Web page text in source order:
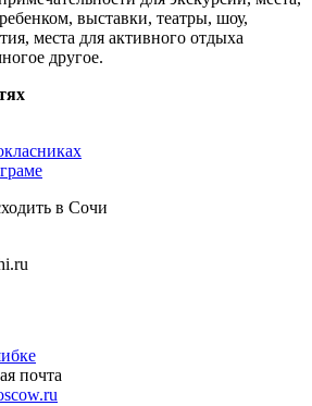
выставки, театры, шоу,
места для активного отдыха
другое.
в Сочи
почта